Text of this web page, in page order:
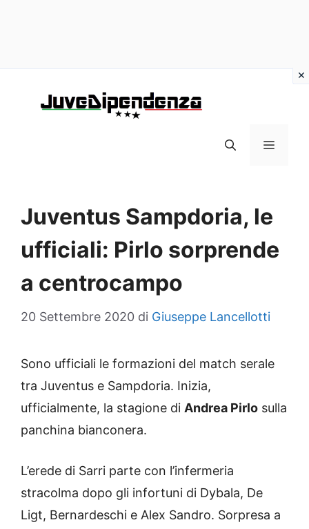
MENU
Juventus Sampdoria, le
ufficiali: Pirlo sorprende
a centrocampo
20 Settembre 2020 di Giuseppe Lancellotti
Sono ufficiali le formazioni del match serale
tra Juventus e Sampdoria. Inizia,
ufficialmente, la stagione di Andrea Pirlo sulla
panchina bianconera.
L’erede di Sarri parte con l’infermeria
stracolma dopo gli infortuni di Dybala, De
Ligt, Bernardeschi e Alex Sandro. Sorpresa a